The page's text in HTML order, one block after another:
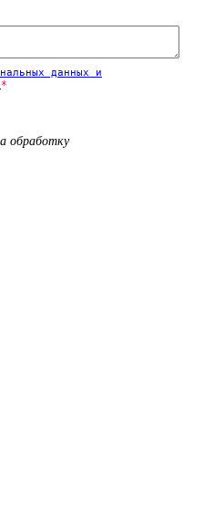
данных и
*
обработку